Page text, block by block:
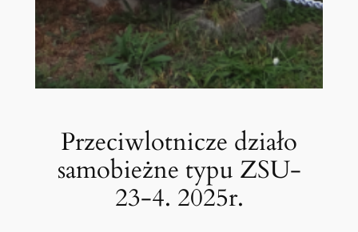
Przeciwlotnicze działo
samobieżne typu ZSU-
23-4. 2025r.